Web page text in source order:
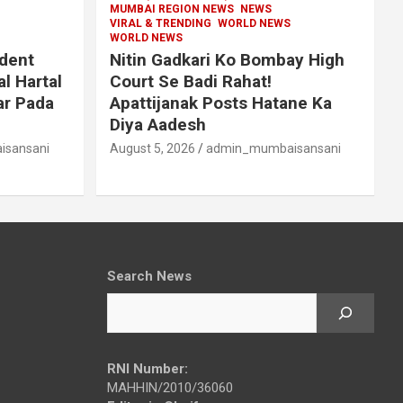
Hartal
Pada
MUMBAI REGION NEWS
NEWS
VIRAL & TRENDING WORLD NEWS
WORLD NEWS
Nitin Gadkari Ko Bombay High
Court Se Badi Rahat!
Apattijanak Posts Hatane Ka
Diya Aadesh
August 5, 2026 admin_mumbaisansani
Search News
RNI Number:
MAHHIN/2010/36060